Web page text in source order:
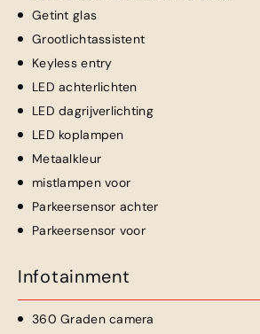
Getint glas
Grootlichtassistent
Keyless entry
LED achterlichten
LED dagrijverlichting
LED koplampen
Metaalkleur
mistlampen voor
Parkeersensor achter
Parkeersensor voor
Infotainment
360 Graden camera